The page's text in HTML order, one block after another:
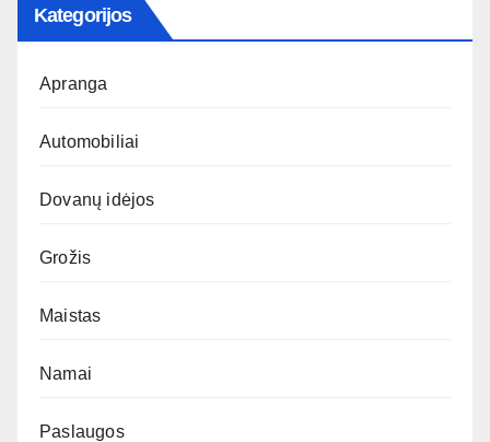
Kategorijos
Apranga
Automobiliai
Dovanų idėjos
Grožis
Maistas
Namai
Paslaugos